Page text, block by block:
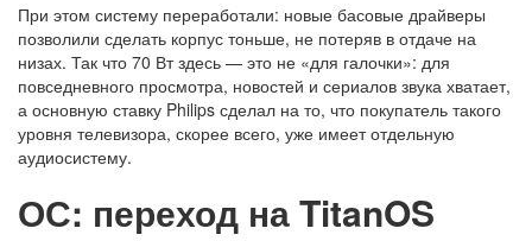
При этом систему переработали: новые басовые драйверы
позволили сделать корпус тоньше, не потеряв в отдаче на
низах. Так что 70 Вт здесь — это не «для галочки»: для
повседневного просмотра, новостей и сериалов звука хватает,
а основную ставку Philips сделал на то, что покупатель такого
уровня телевизора, скорее всего, уже имеет отдельную
аудиосистему.
ОС: переход на TitanOS